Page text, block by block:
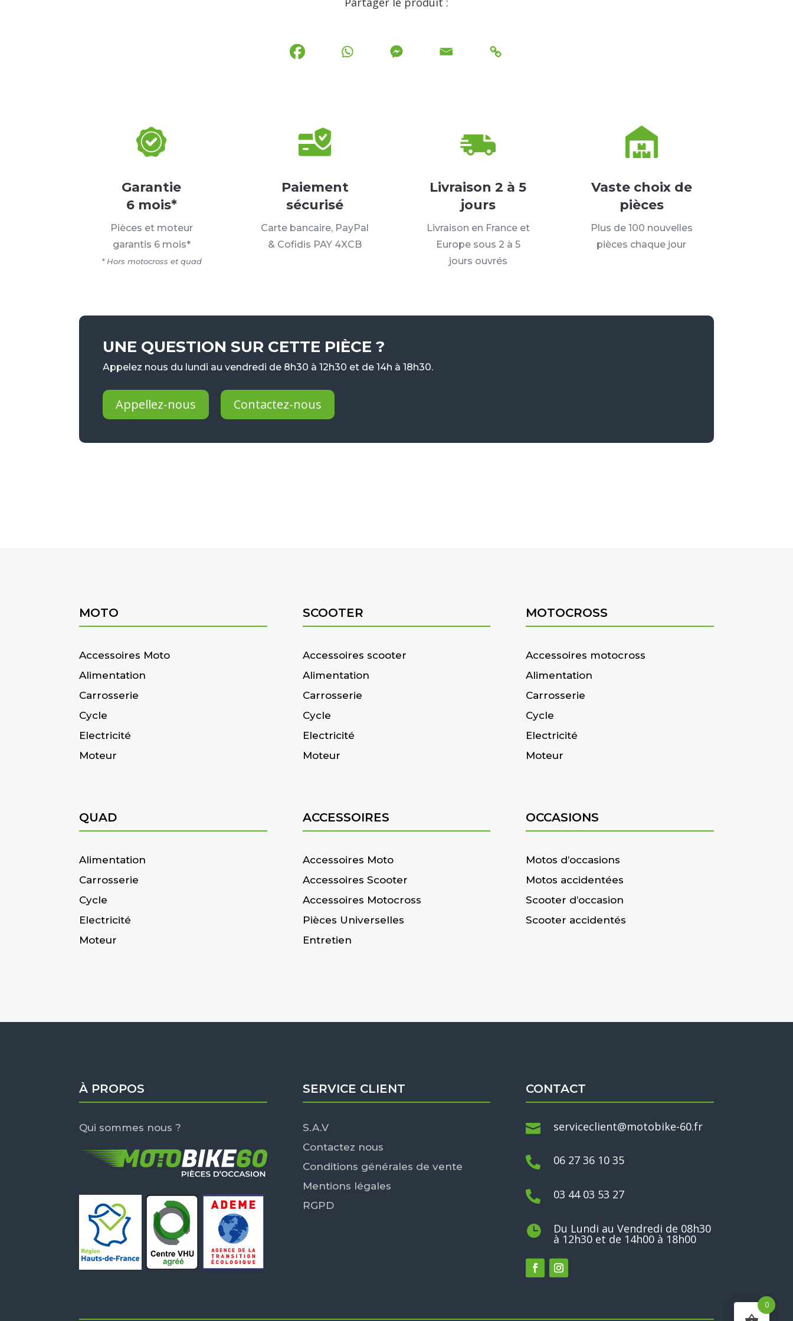
Garantie
6 mois*
Pièces et moteur
garantis 6 mois*
* Hors motocross et quad
Paiement
sécurisé
Carte bancaire, PayPal
& Cofidis PAY 4XCB
Livraison 2 à 5
jours
Livraison en France et
Europe sous 2 à 5
jours ouvrés
Vaste choix de
pièces
Plus de 100 nouvelles
pièces chaque jour
UNE QUESTION SUR CETTE PIÈCE ?
Appelez nous du lundi au vendredi de 8h30 à 12h30 et de 14h à 18h30.
Appellez-nous Contactez-nous
MOTO
Accessoires Moto
Alimentation
Carrosserie
Cycle
Electricité
Moteur
SCOOTER
Accessoires scooter
Alimentation
Carrosserie
Cycle
Electricité
Moteur
MOTOCROSS
Accessoires motocross
Alimentation
Carrosserie
Cycle
Electricité
Moteur
QUAD
Alimentation
Carrosserie
Cycle
Electricité
Moteur
ACCESSOIRES
Accessoires Moto
Accessoires Scooter
Accessoires Motocross
Pièces Universelles
Entretien
OCCASIONS
Motos d’occasions
Motos accidentées
Scooter d’occasion
Scooter accidentés
À PROPOS
Qui sommes nous ?
SERVICE CLIENT
S.A.V
Contactez nous
Conditions générales de vente
Mentions légales
RGPD
CONTACT
 serviceclient@motobike-60.fr
 06 27 36 10 35
 03 44 03 53 27
 Du Lundi au Vendredi de 08h30
à 12h30 et de 14h00 à 18h00
0